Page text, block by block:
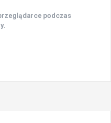
podczas